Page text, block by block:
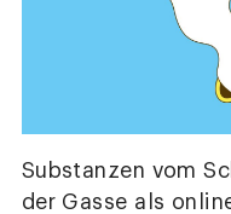
Substanzen vom
der Gasse als